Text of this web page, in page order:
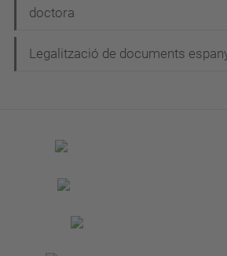
doctora
Legalització de documents